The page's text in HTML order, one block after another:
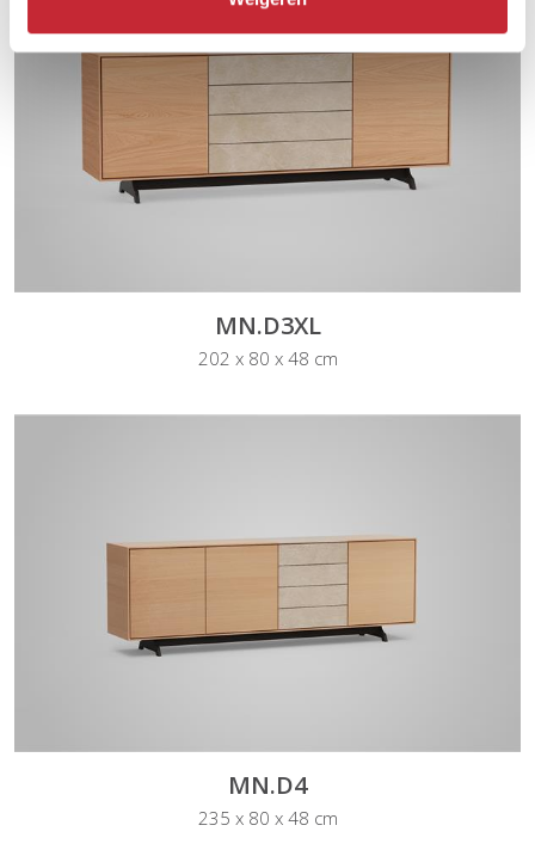
MN.D3XL
202 x 80 x 48 cm
MN.D4
235 x 80 x 48 cm